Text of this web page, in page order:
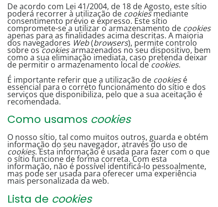
De acordo com Lei 41/2004, de 18 de Agosto, este sítio
poderá recorrer à utilização de cookiesmediante
consentimento prévio e expresso. Este sítio
compromete-se a utilizar o armazenamento de cookies
apenas para as finalidades acima descritas. A maioria
dos navegadores Web(browsers), permite controlo
sobre oscookiesarmazenados no seu dispositivo, bem
como a sua eliminação imediata, caso pretenda deixar
de permitir o armazenamento local decookies.
É importante referir que a utilização de cookiesé
essencial para o correto funcionamento do sítio e dos
serviços que disponibiliza, pelo que a sua aceitação é
recomendada.
Como usamos cookies
O nosso sítio, tal como muitos outros, guarda e obtém
informação do seu navegador, através do uso de
cookies. Esta informação é usada para fazer com o que
o sítio funcione de forma correta. Com esta
informação, não é possível identificá-lo pessoalmente,
mas pode ser usada para oferecer uma experiência
mais personalizada da web.
Lista de cookies